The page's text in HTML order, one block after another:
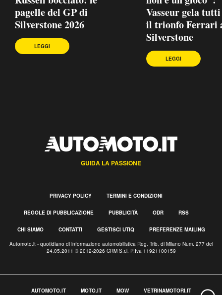
pagelle del GP di
Silverstone 2026
LEGGI
Vasseur gela
il trionfo Ferrari
Silverstone
LEGGI
GUIDA LA PASSIONE
PRIVACY POLICY TERMINI E CONDIZIONI
REGOLE DI PUBBLICAZIONE PUBBLICITÀ ODR RSS
CHI SIAMO CONTATTI GESTISCI UTIQ PREFERENZE MAILING
Automoto.it - quotidiano di informazione automobilistica Reg. Trib. di Milano Num. 277 del
24.05.2011 © 2012-2026 CRM S.r.l. P.Iva 11921100159
AUTOMOTO.IT MOTO.IT MOW VETRINAMOTORI.IT